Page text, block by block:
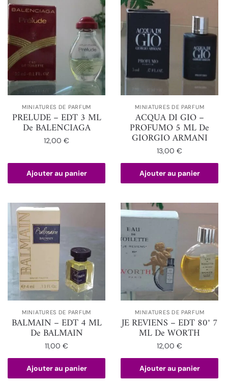
MINIATURES DE PARFUM
PRELUDE – EDT 3 ML
De BALENCIAGA
12,00€
Ajouter au panier
MINIATURES DE PARFUM
ACQUA DI GIO –
PROFUMO 5 ML De
GIORGIO ARMANI
13,00€
Ajouter au panier
MINIATURES DE PARFUM
BALMAIN – EDT 4 ML
De BALMAIN
11,00€
Ajouter au panier
MINIATURES DE PARFUM
JE REVIENS – EDT 80° 7
ML De WORTH
12,00€
Ajouter au panier